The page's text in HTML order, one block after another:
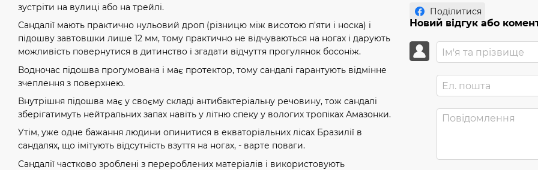
зустріти на вулиці або на трейлі.
Сандалії мають практично нульовий дроп (різницю між висотою п'яти і носка) і
підошву завтовшки лише 12 мм, тому практично не відчуваються на ногах і дарують
можливість повернутися в дитинство і згадати відчуття прогулянок босоніж.
Водночас підошва прогумована і має протектор, тому сандалі гарантують відмінне
зчеплення з поверхнею.
Внутрішня підошва має у своєму складі антибактеріальну речовину, тож сандалі
зберігатимуть нейтральних запах навіть у літню спеку у вологих тропіках Амазонки.
Утім, уже одне бажання людини опинитися в екваторіальних лісах Бразилії в
сандалях, що імітують відсутність взуття на ногах, - варте поваги.
Сандалії частково зроблені з перероблених матеріалів і використовують
Поділитися
Новий відгук або